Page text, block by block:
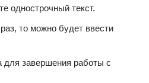
однострочный текст.
то можно будет ввести
для завершения работы с